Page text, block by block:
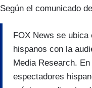
Según el comunicado
FOX News se
hispanos con la
Media Research.
espectadores